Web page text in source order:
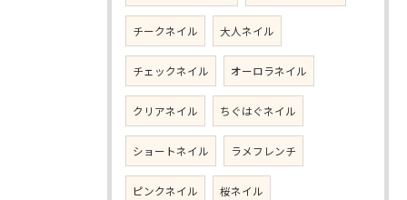
チークネイル 大人ネイル
チェックネイル オーロラネイル
クリアネイル ちぐはぐネイル
ショートネイル ラメフレンチ
ピンクネイル 桜ネイル